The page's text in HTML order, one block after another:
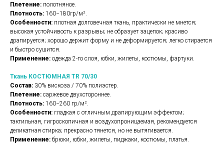
Плетение: полотняное.
Плотность: 160−180гр/м².
Особенности: плотная долговечная ткань, практически не мнется;
высокая устойчивость к разрывы; не образует зацепок; красиво
драпируется; хорошо держит форму и не деформируется; легко стирается
и быстро сушится.
Применение: одежда 2-го слоя, юбки, жилеты, костюмы, фартуки.
Ткань КОСТЮМНАЯ TR 70/30
Состав: 30% вискоза / 70% полиэстер.
Плетение: саржевое двухстороннее.
Плотность: 160−260 гр/м².
Особенности: гладкая с отличным драпирующим эффектом;
тактильная, гигроскопичная и воздухопроницаемая, рекомендуется
деликатная стирка; прекрасно тянется, но не вытягивается.
Применение: брюки, юбки, жилеты, пиджаки, костюмы, платья.